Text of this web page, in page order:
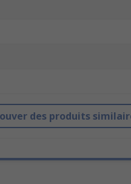
des produits